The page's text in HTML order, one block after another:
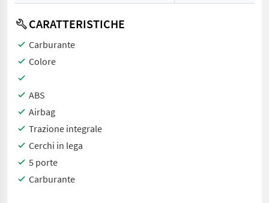
CARATTERISTICHE
Carburante
Colore
ABS
Airbag
Trazione integrale
Cerchi in lega
5 porte
Carburante